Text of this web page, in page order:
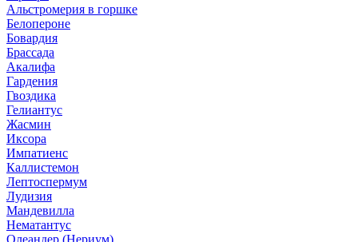
Альстромерия в горшке
Белопероне
Бовардия
Брассада
Акалифа
Гардения
Гвоздика
Гелиантус
Жасмин
Иксора
Импатиенс
Каллистемон
Лептоспермум
Лудизия
Мандевилла
Нематантус
Олеандер (Нериум)